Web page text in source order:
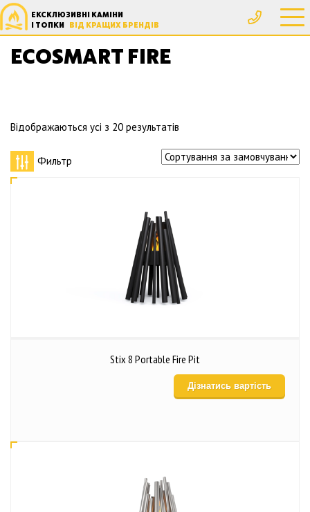
ЕКСКЛЮЗИВНІ КАМІНИ
І ТОПКИ ВІД КРАЩИХ БРЕНДІВ
ECOSMART FIRE
Головна Товари з позначками “EcoSmart Fire”
Відображаються усі з 20 результатів
Фильтр
Stix 8 Portable Fire Pit
Дізнатись вартість